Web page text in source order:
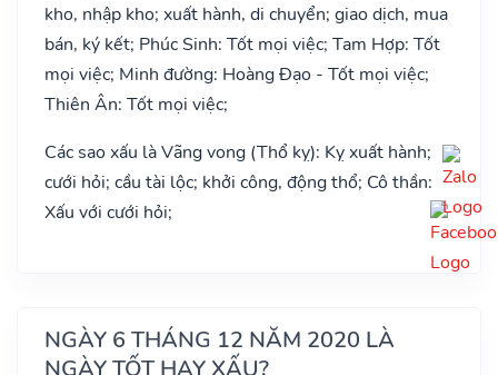
kho, nhập kho; xuất hành, di chuyển; giao dịch, mua
bán, ký kết; Phúc Sinh: Tốt mọi việc; Tam Hợp: Tốt
mọi việc; Minh đường: Hoàng Đạo - Tốt mọi việc;
Thiên Ân: Tốt mọi việc;
Các sao xấu là Vãng vong (Thổ kỵ): Kỵ xuất hành;
cưới hỏi; cầu tài lộc; khởi công, động thổ; Cô thần:
Xấu với cưới hỏi;
NGÀY 6 THÁNG 12 NĂM 2020 LÀ
NGÀY TỐT HAY XẤU?